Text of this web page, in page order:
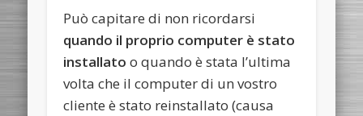
Può capitare di non ricordarsi
quando il proprio computer è stato
installato o quando è stata l’ultima
volta che il computer di un vostro
cliente è stato reinstallato (causa